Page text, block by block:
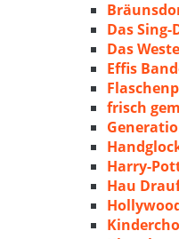
Das Sing-
Das
Effis
frisch
Harry-
Hau